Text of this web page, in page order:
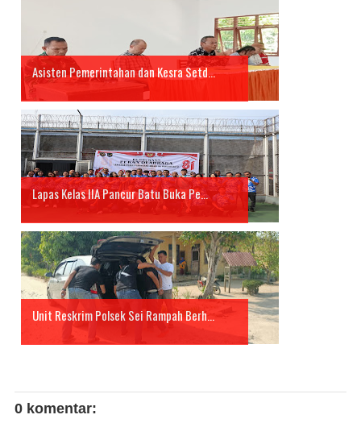
Asisten Pemerintahan dan Kesra Setd...
Lapas Kelas IIA Pancur Batu Buka Pe...
Unit Reskrim Polsek Sei Rampah Berh...
0 komentar: